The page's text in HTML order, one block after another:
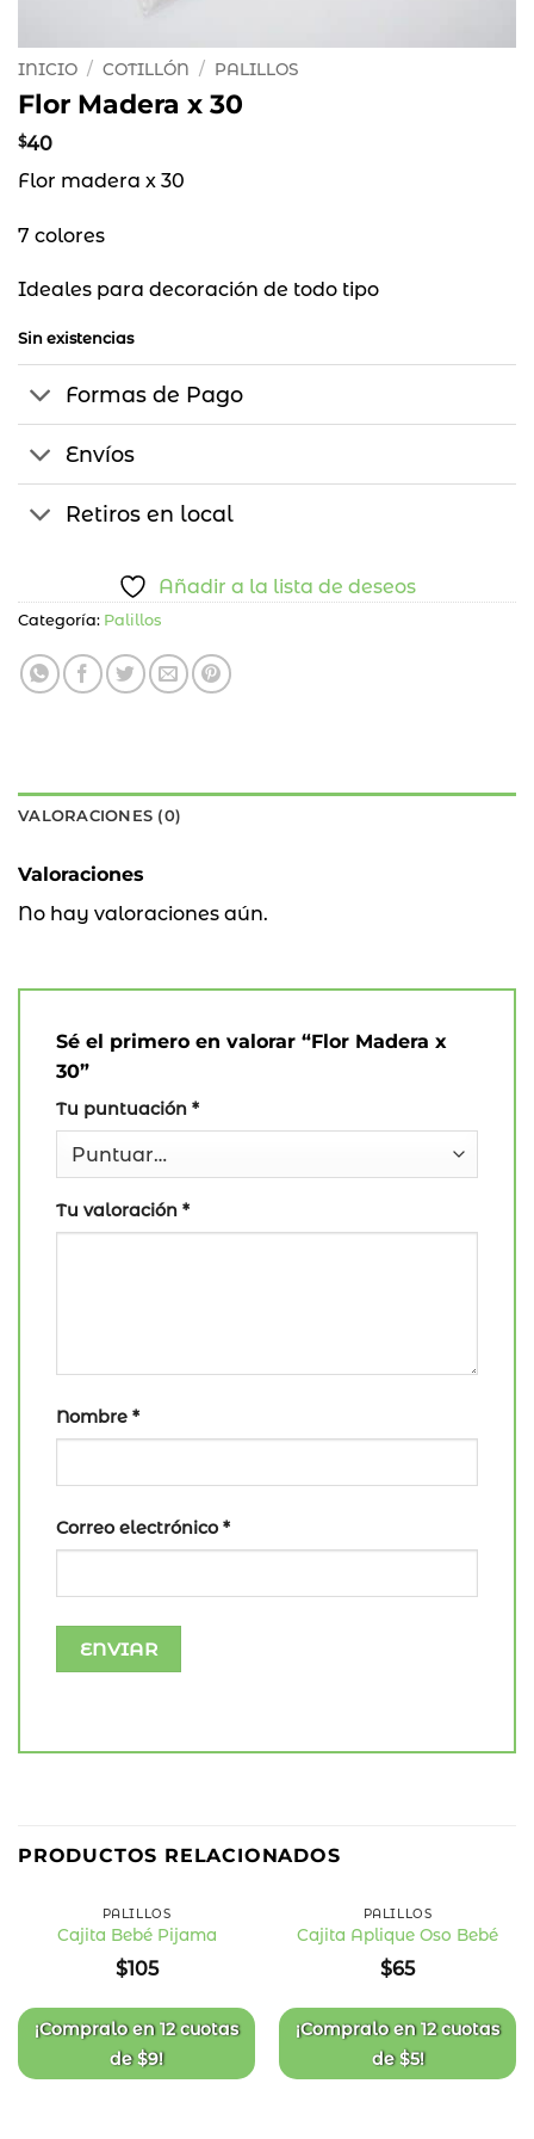
INICIO / COTILLÓN / PALILLOS
Flor Madera x 30
$40
Flor madera x 30
7 colores
Ideales para decoración de todo tipo
Sin existencias
Formas de Pago
Envíos
Retiros en local
Añadir a la lista de deseos
Categoría: Palillos
VALORACIONES (0)
Valoraciones
No hay valoraciones aún.
Sé el primero en valorar “Flor Madera x
30”
Tu puntuación *
Tu valoración *
Nombre *
Correo electrónico *
PRODUCTOS RELACIONADOS
de
deseos
PALILLOS
Cajita Bebé Pijama
$105
¡Compralo en12 cuotas
de$9!
de
deseos
PALILLOS
Cajita Aplique Oso Bebé
$65
¡Compralo en12 cuotas
de$5!